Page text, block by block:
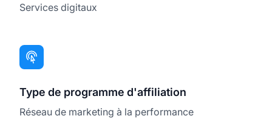
Services digitaux
Type de programme d'affiliation
Réseau de marketing à la performance